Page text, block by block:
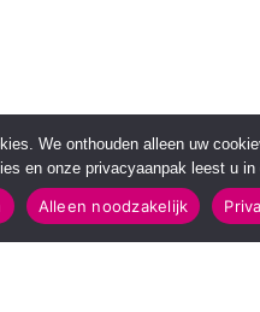
We onthouden alleen uw
en onze privacyaanpak leest u
Alleen noodzakelijk